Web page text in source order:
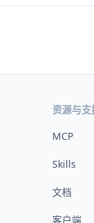
资源与支
MCP
Skills
文档
客户端